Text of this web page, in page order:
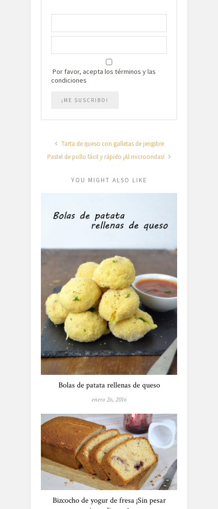
Por favor, acepta los términos y las
condiciones
Tarta de queso con galletas de jengibre
Pastel de pollo fácil y rápido ¡Al microondas!
YOU MIGHT ALSO LIKE
Bolas de patata rellenas de queso
enero 26, 2016
Bizcocho de yogur de fresa ¡Sin pesar